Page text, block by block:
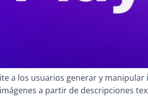
a los usuarios generar y
a partir de descripciones